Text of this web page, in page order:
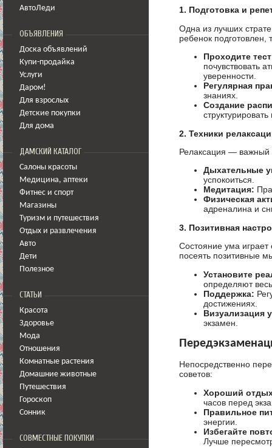
АвтоЛеди
ОБЪЯВЛЕНИЯ
Доска объявлений
Купи-продайка
Услуги
Даром!
Для взрослых
Детские покупки
Для дома
ДАМСКИЙ КАТАЛОГ
Салоны красоты
Медицина, аптеки
Фитнес и спорт
Магазины
Туризм и путешествия
Отдых и развлечения
Авто
Дети
Полезное
СТАТЬИ
Красота
Здоровье
Мода
Отношения
Комнатные растения
Домашние животные
Путешествия
Гороскоп
Сонник
СОВМЕСТНЫЕ ПОКУПКИ
1. Подготовка и
Одна из лучших
ребенок
Проходите
почувствовать
уверенности.
Регулярная
знаниях.
Создание
2. Техники
Релаксация — важный
Дыхательные
успокоиться.
Медитация:
Физическая
адреналина и
3. Позитивная
Состояние ума
посеять позитивные
Установите
определяют
Поддержка:
достижениях.
Визуализация
экзамен.
Непосредственно
советов:
Хороший
часов перед
Правильное
энергии.
Избегайте
Лучше